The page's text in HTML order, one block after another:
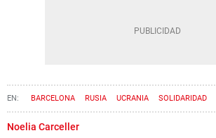
BARCELONA RUSIA UCRANIA SOLIDARIDAD
Noelia Carceller